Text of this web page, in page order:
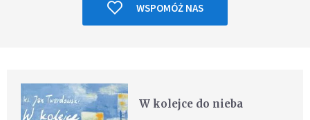
WSPOMÓŻ NAS
W kolejce do nieba